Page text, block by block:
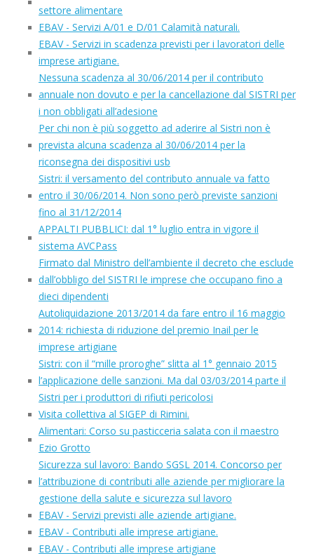
settore alimentare
EBAV - Servizi A/01 e D/01 Calamità naturali.
EBAV - Servizi in scadenza previsti per i lavoratori delle
imprese artigiane.
Nessuna scadenza al 30/06/2014 per il contributo
annuale non dovuto e per la cancellazione dal SISTRI per
i non obbligati all’adesione
Per chi non è più soggetto ad aderire al Sistri non è
prevista alcuna scadenza al 30/06/2014 per la
riconsegna dei dispositivi usb
Sistri: il versamento del contributo annuale va fatto
entro il 30/06/2014. Non sono però previste sanzioni
fino al 31/12/2014
APPALTI PUBBLICI: dal 1° luglio entra in vigore il
sistema AVCPass
Firmato dal Ministro dell’ambiente il decreto che esclude
dall’obbligo del SISTRI le imprese che occupano fino a
dieci dipendenti
Autoliquidazione 2013/2014 da fare entro il 16 maggio
2014: richiesta di riduzione del premio Inail per le
imprese artigiane
Sistri: con il “mille proroghe” slitta al 1° gennaio 2015
l’applicazione delle sanzioni. Ma dal 03/03/2014 parte il
Sistri per i produttori di rifiuti pericolosi
Visita collettiva al SIGEP di Rimini.
Alimentari: Corso su pasticceria salata con il maestro
Ezio Grotto
Sicurezza sul lavoro: Bando SGSL 2014. Concorso per
l’attribuzione di contributi alle aziende per migliorare la
gestione della salute e sicurezza sul lavoro
EBAV - Servizi previsti alle aziende artigiane.
EBAV - Contributi alle imprese artigiane.
EBAV - Contributi alle imprese artigiane